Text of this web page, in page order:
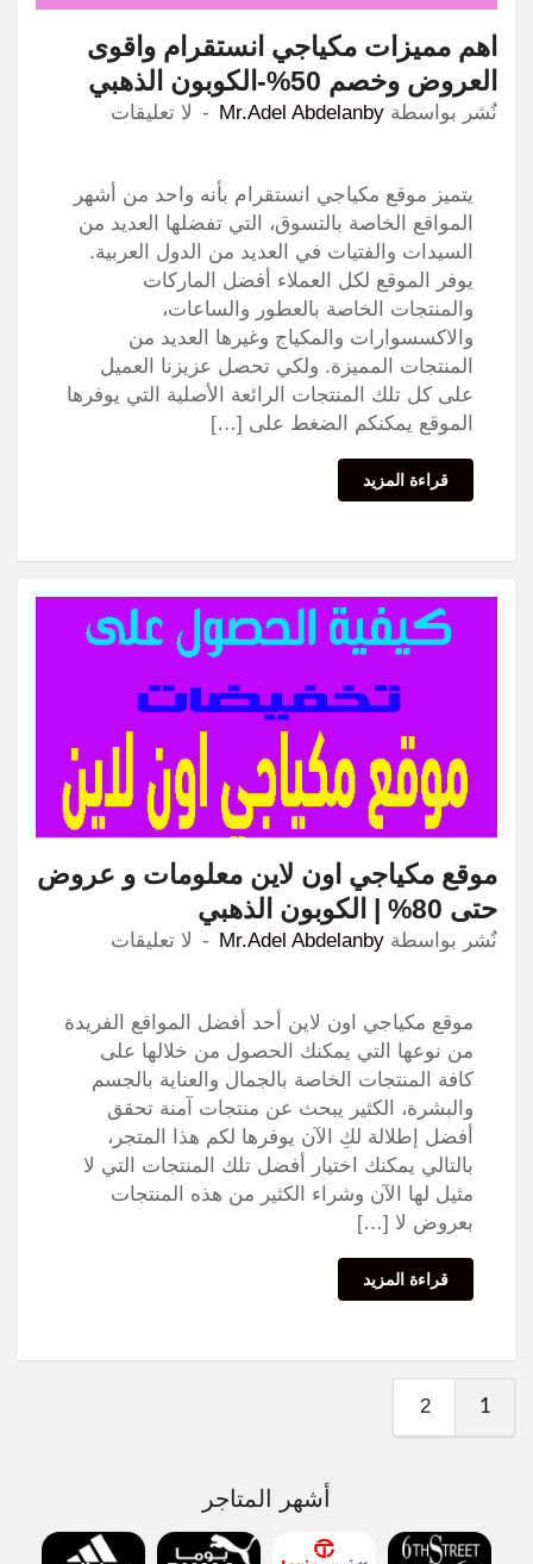
اهم مميزات مكياجي انستقرام واقوى
العروض وخصم 50%-الكوبون الذهبي
نٌشر بواسطة Mr.Adel Abdelanby لا تعليقات
يتميز موقع مكياجي انستقرام بأنه واحد من أشهر
المواقع الخاصة بالتسوق، التي تفضلها العديد من
السيدات والفتيات في العديد من الدول العربية.
يوفر الموقع لكل العملاء أفضل الماركات
والمنتجات الخاصة بالعطور والساعات،
والاكسسوارات والمكياج وغيرها العديد من
المنتجات المميزة. ولكي تحصل عزيزنا العميل
على كل تلك المنتجات الرائعة الأصلية التي يوفرها
الموقع يمكنكم الضغط على […]
قراءة المزيد
موقع مكياجي اون لاين معلومات و عروض
حتى 80% | الكوبون الذهبي
نٌشر بواسطة Mr.Adel Abdelanby لا تعليقات
موقع مكياجي اون لاين أحد أفضل المواقع الفريدة
من نوعها التي يمكنك الحصول من خلالها على
كافة المنتجات الخاصة بالجمال والعناية بالجسم
والبشرة، الكثير يبحث عن منتجات آمنة تحقق
أفضل إطلالة لكِ الآن يوفرها لكم هذا المتجر،
بالتالي يمكنك اختيار أفضل تلك المنتجات التي لا
مثيل لها الآن وشراء الكثير من هذه المنتجات
بعروض لا […]
قراءة المزيد
1
2
أشهر المتاجر